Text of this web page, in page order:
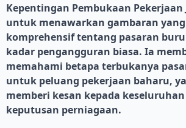
Kepentingan Pembukaan Pekerjaan
untuk menawarkan gambaran
komprehensif tentang pasaran
kadar pengangguran biasa. Ia
memahami betapa terbukanya
untuk peluang pekerjaan baharu,
memberi kesan kepada
keputusan perniagaan.